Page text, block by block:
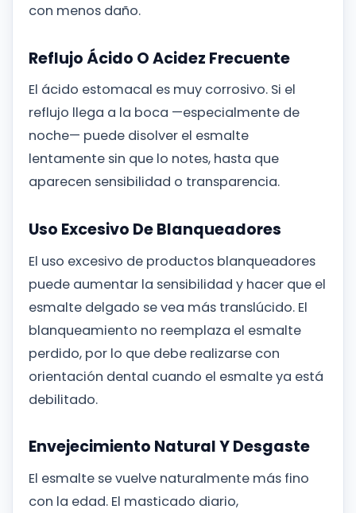
con menos daño.
Reflujo Ácido O Acidez Frecuente
El ácido estomacal es muy corrosivo. Si el
reflujo llega a la boca —especialmente de
noche— puede disolver el esmalte
lentamente sin que lo notes, hasta que
aparecen sensibilidad o transparencia.
Uso Excesivo De Blanqueadores
El uso excesivo de productos blanqueadores
puede aumentar la sensibilidad y hacer que el
esmalte delgado se vea más translúcido. El
blanqueamiento no reemplaza el esmalte
perdido, por lo que debe realizarse con
orientación dental cuando el esmalte ya está
debilitado.
Envejecimiento Natural Y Desgaste
El esmalte se vuelve naturalmente más fino
con la edad. El masticado diario,